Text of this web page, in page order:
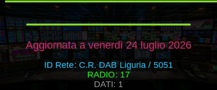
Aggiornata a venerdì 24 luglio 2026
ID Rete: C.R. DAB Liguria / 5051
RADIO: 17
DATI: 1